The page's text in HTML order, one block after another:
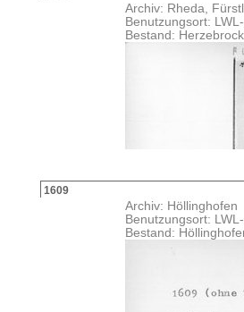
Archiv: Rheda,
Benutzungsort:
Bestand:
1609
Archiv: Höllinghofen
Benutzungsort:
Bestand: